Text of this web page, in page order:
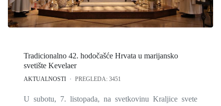
Tradicionalno 42. hodočašće Hrvata u marijansko
svetište Kevelaer
AKTUALNOSTI PREGLEDA: 3451
U subotu, 7. listopada, na svetkovinu Kraljice svete